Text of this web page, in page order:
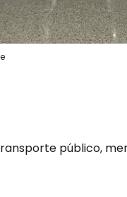
público,